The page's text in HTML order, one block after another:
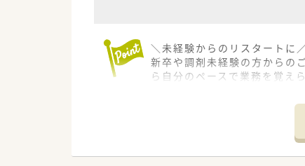
＼未経験からのリスタートに
新卒や調剤未経験の方からの
ら自分のペースで業務を覚えら
【店舗情報と応需状況について
■小野田駅より車で7分ほど
■近隣の西村内科医院より内
■1日の処方箋の7割から8割